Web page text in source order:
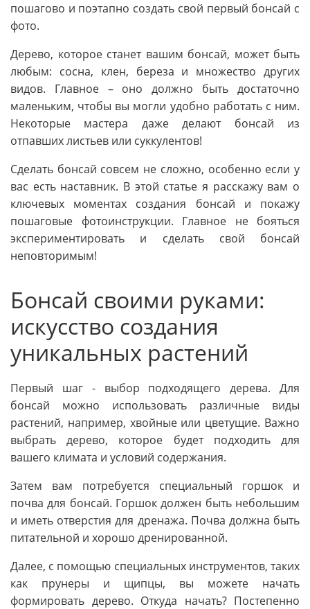
пошагово и поэтапно создать свой первый бонсай с
фото.
Дерево, которое станет вашим бонсай, может быть
любым: сосна, клен, береза и множество других
видов. Главное – оно должно быть достаточно
маленьким, чтобы вы могли удобно работать с ним.
Некоторые мастера даже делают бонсай из
отпавших листьев или суккулентов!
Сделать бонсай совсем не сложно, особенно если у
вас есть наставник. В этой статье я расскажу вам о
ключевых моментах создания бонсай и покажу
пошаговые фотоинструкции. Главное не бояться
экспериментировать и сделать свой бонсай
неповторимым!
Бонсай своими руками:
искусство создания
уникальных растений
Первый шаг - выбор подходящего дерева. Для
бонсай можно использовать различные виды
растений, например, хвойные или цветущие. Важно
выбрать дерево, которое будет подходить для
вашего климата и условий содержания.
Затем вам потребуется специальный горшок и
почва для бонсай. Горшок должен быть небольшим
и иметь отверстия для дренажа. Почва должна быть
питательной и хорошо дренированной.
Далее, с помощью специальных инструментов, таких
как прунеры и щипцы, вы можете начать
формировать дерево. Откуда начать? Постепенно